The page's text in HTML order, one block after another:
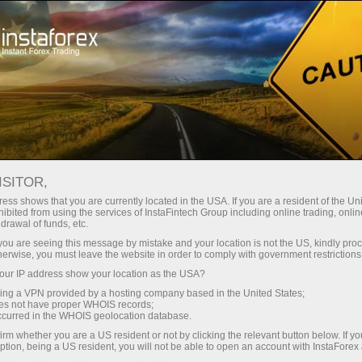
Con InstaForex obtiene acceso a
competitivas: apalancamiento de
hasta 1:5000, unos de los mejores
spreads y comisiones del
mercado, así como condiciones
atractivas para operar con
acciones e índices.
Spreads mínimos
Bono del 30%
en cada depósito
Velocidad
en el trading y en la pista
shows that you are currently located in the USA. If you are a resident of the
from using the services of InstaFintech Group including online trading,
of funds, etc.
are seeing this message by mistake and your location is not the US, kindly
you must leave the website in order to comply with government
IP address show your location as the USA?
a VPN provided by a hosting company based in the United States;
not have proper WHOIS records;
in the WHOIS geolocation database.
whether you are a US resident or not by clicking the relevant button below. If
being a US resident, you will not be able to open an account with InstaForex